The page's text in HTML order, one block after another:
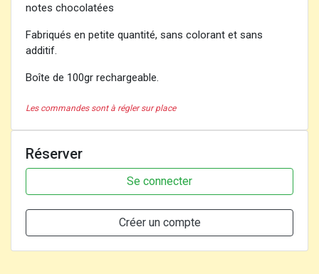
notes chocolatées
Fabriqués en petite quantité, sans colorant et sans
additif.
Boîte de 100gr rechargeable.
Les commandes sont à régler sur place
Réserver
Se connecter
Créer un compte